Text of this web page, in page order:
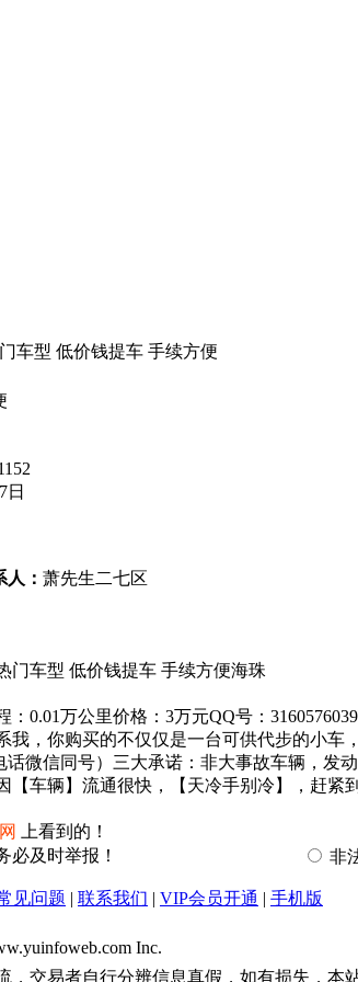
车型 低价钱提车 手续方便
日
人： 萧先生二七区
门车型 低价钱提车 手续方便海珠
0.01万公里价格：3万元QQ号：
，你购买的不仅仅是一台可供代步的小车
话微信同号）三大承诺：非大事故车辆，
【车辆】流通很快，【天冷手别冷】，赶
上看到的！
必及时举报！
非
见问题 | 联系我们 | VIP会员开通 | 手机版
Inc.
，交易者自行分辨信息真假，如有损失，本